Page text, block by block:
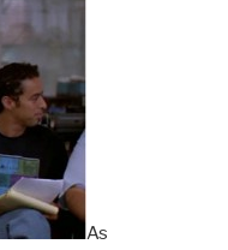
As